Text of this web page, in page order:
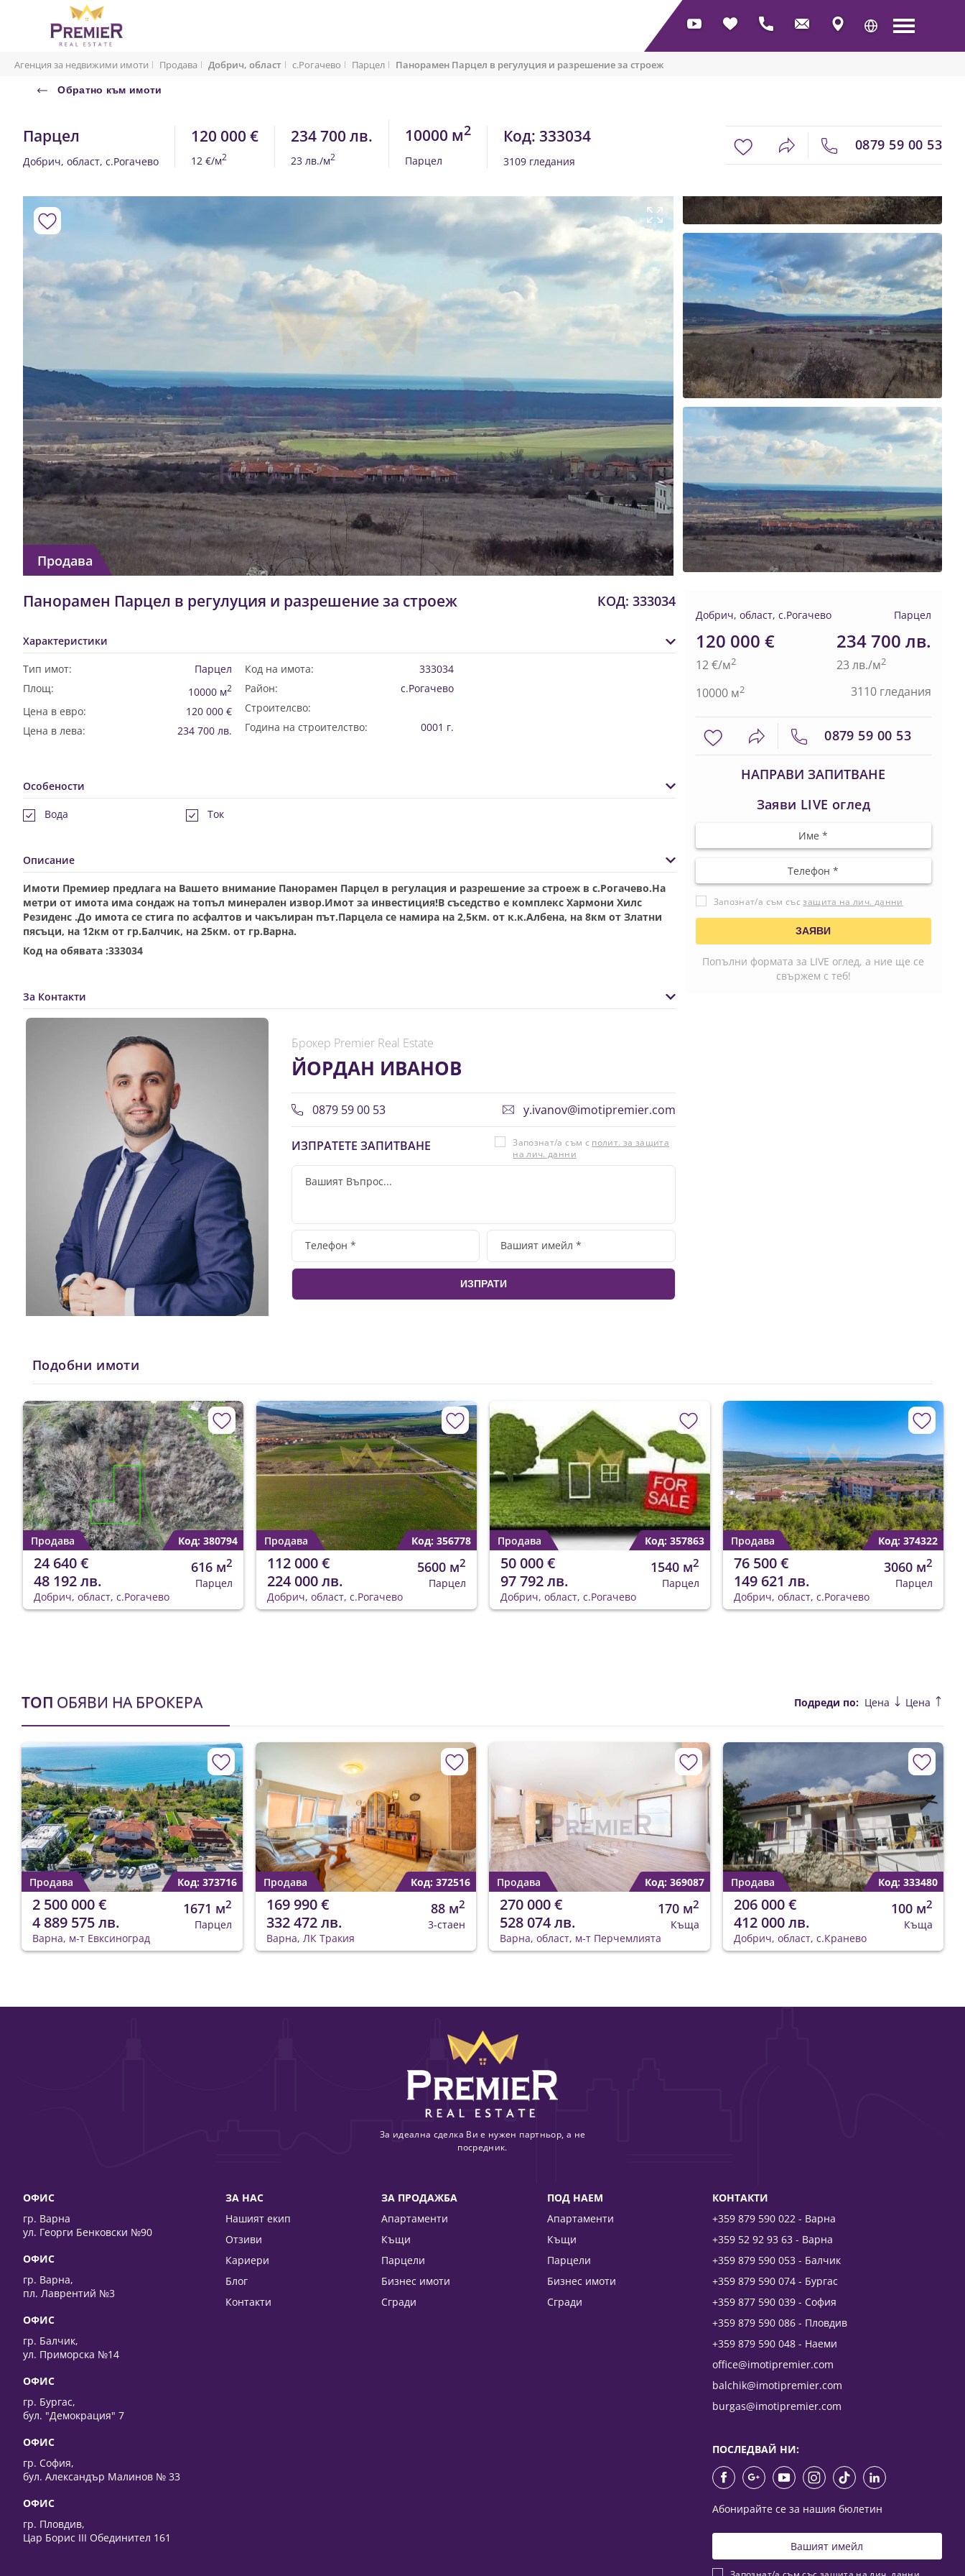
Агенция за недвижими имоти Продава Добрич, област с.Рогачево Парцел Панорамен Парцел в регулуция и разрешение за строеж
Обратно към имоти
Парцел
Добрич, област, с.Рогачево
120 000 €
12 €/м2
234 700 лв.
23 лв./м2
10000 м2
Парцел
Код: 333034
3109 гледания
0879 59 00 53
Продава
Панорамен Парцел в регулуция и разрешение за строеж КОД: 333034
Характеристики
Тип имот:
Парцел
Площ:
10000 м2
Цена в евро:
120 000 €
Цена в лева:
234 700 лв.
Код на имота:
333034
Район:
с.Рогачево
Строителсво:
Година на строителство:
0001 г.
Особености
Вода Ток
Описание
Имоти Премиер предлага на Вашето внимание Панорамен Парцел в регулация и разрешение за строеж в с.Рогачево.На
метри от имота има сондаж на топъл минерален извор.Имот за инвестиция!В съседство е комплекс Хармони Хилс
Резиденс .До имота се стига по асфалтов и чакълиран път.Парцела се намира на 2,5км. от к.к.Албена, на 8км от Златни
пясъци, на 12км от гр.Балчик, на 25км. от гр.Варна.
Код на обявата :333034
За Контакти
Брокер Premier Real Estate
ЙОРДАН ИВАНОВ
0879 59 00 53 y.ivanov@imotipremier.com
ИЗПРАТЕТЕ ЗАПИТВАНЕ Запознат/а съм с полит. за защита
на лич. данни
Добрич, област, с.Рогачево Парцел
120 000 €
12 €/м2
234 700 лв.
23 лв./м2
10000 м2 3110 гледания
0879 59 00 53
НАПРАВИ ЗАПИТВАНЕ
Заяви LIVE оглед
Запознат/а съм съсзащита на лич. данни
Попълни формата за LIVE оглед, а ние ще се
свържем с теб!
Подобни имоти
Продава Код: 380794
24 640 €
48 192 лв.
616 м2
Парцел
Добрич, област, с.Рогачево
Продава Код: 356778
112 000 €
224 000 лв.
5600 м2
Парцел
Добрич, област, с.Рогачево
Продава Код: 357863
50 000 €
97 792 лв.
1540 м2
Парцел
Добрич, област, с.Рогачево
Продава Код: 374322
76 500 €
149 621 лв.
3060 м2
Парцел
Добрич, област, с.Рогачево
ТОП ОБЯВИ НА БРОКЕРА Подреди по: Цена Цена
Продава Код: 373716
2 500 000 €
4 889 575 лв.
1671 м2
Парцел
Варна, м-т Евксиноград
Продава Код: 372516
169 990 €
332 472 лв.
88 м2
3-стаен
Варна, ЛК Тракия
Продава Код: 369087
270 000 €
528 074 лв.
170 м2
Къща
Варна, област, м-т Перчемлията
Продава Код: 333480
206 000 €
412 000 лв.
100 м2
Къща
Добрич, област, с.Кранево
За идеална сделка Ви е нужен партньор, а не
посредник.
ОФИС
гр. Варна
ул. Георги Бенковски №90
ОФИС
гр. Варна,
пл. Лаврентий №3
ОФИС
гр. Балчик,
ул. Приморска №14
ОФИС
гр. Бургас,
бул. "Демокрация" 7
ОФИС
гр. София,
бул. Александър Малинов № 33
ОФИС
гр. Пловдив,
Цар Борис III Обединител 161
ЗА НАС
Нашият екип
Отзиви
Кариери
Блог
Контакти
ЗА ПРОДАЖБА
Апартаменти
Къщи
Парцели
Бизнес имоти
Сгради
ПОД НАЕМ
Апартаменти
Къщи
Парцели
Бизнес имоти
Сгради
КОНТАКТИ
+359 879 590 022 - Варна
+359 52 92 93 63 - Варна
+359 879 590 053 - Балчик
+359 879 590 074 - Бургас
+359 877 590 039 - София
+359 879 590 086 - Пловдив
+359 879 590 048 - Наеми
office@imotipremier.com
balchik@imotipremier.com
burgas@imotipremier.com
ПОСЛЕДВАЙ НИ:
Абонирайте се за нашия бюлетин